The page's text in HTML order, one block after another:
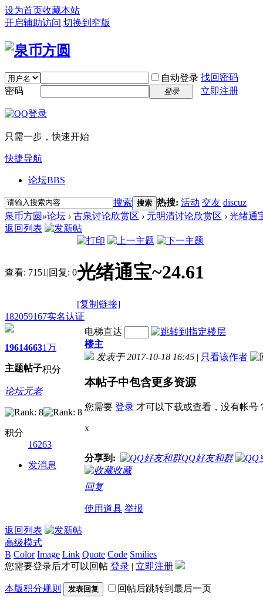
设为首页收藏本站
开启辅助访问 切换到窄版
自动登录 找回密码
密码
登录 立即注册
只需一步，快速开始
快捷导航
论坛BBS
搜索 搜索 热搜: 活动 交友 discuz
泉币方圆 »论坛 › 古泉讨论欣赏区 › 元明清讨论欣赏区 › 光绪通
返回列表
查看: 7151 |回复: 0光绪通宝~24.61
[复制链接]
182059167实名认证
1961
主题
4663
帖子
1万
积分
论坛元老
积分
16263
发消息
电梯直达
楼主
发表于 2017-10-18 16:45 | 只看该作者
本帖子中包含更多资源
您需要 登录 才可以下载或查看，没有帐号
x
分享到:
QQ好友和群
收藏
回复
使用道具 举报
返回列表
高级模式
B Color Image Link Quote Code Smilies
您需要登录后才可以回帖 登录 | 立即注册
本版积分规则 发表回复 回帖后跳转到最后一页